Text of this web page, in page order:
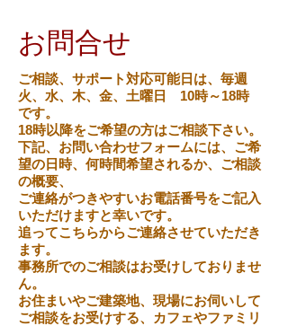
お問合せ
ご相談、サポート対応可能日は、 毎週
火、水、木、金、土曜日 10時～18時
です。
18時以降をご希望の方はご相談下さい。
下記、お問い合わせフォームには、 ご希
望の日時、何時間希望されるか、 ご相談
の概要、
ご連絡がつきやすいお電話番号をご記入
いただけますと幸いです。
追ってこちらからご連絡させていただき
ます。
事務所でのご相談はお受けしておりませ
ん。
お住まいやご建築地、現場にお伺いして
ご相談をお受けする、カフェやファミリ